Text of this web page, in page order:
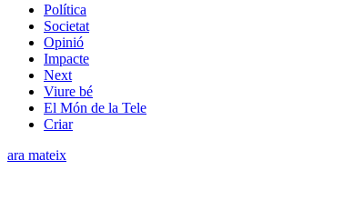
Política
Societat
Opinió
Impacte
Next
Viure bé
El Món de la Tele
Criar
ara mateix